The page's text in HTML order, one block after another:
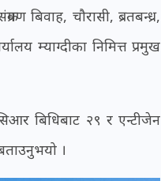
बिवाह, चौरासी, ब्रतबन्ध्र,
म्याग्दीका निमित्त प्रमुख
बिधिबाट २९ र एन्टीजेन
।